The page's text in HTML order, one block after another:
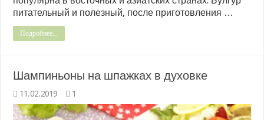
питательный и полезный, после приготовления …
Подробнее...
Шампиньоны на шпажках в духовке
11.02.2019 1